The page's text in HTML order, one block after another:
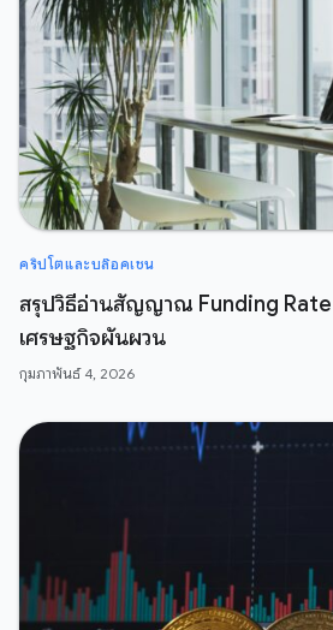
คริปโตและบล๊อคเชน
สรุปวิธีอ่านสัญญาณ Funding Rate
เศรษฐกิจผันผวน
กุมภาพันธ์ 4, 2026